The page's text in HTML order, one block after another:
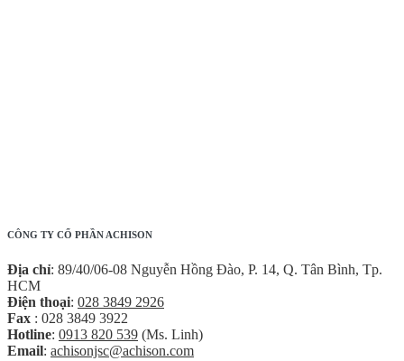
CÔNG TY CỔ PHẦN ACHISON
Địa chỉ: 89/40/06-08 Nguyễn Hồng Đào, P. 14, Q. Tân Bình, Tp.
HCM
Điện thoại: 028 3849 2926
Fax : 028 3849 3922
Hotline: 0913 820 539 (Ms. Linh)
Email: achisonjsc@achison.com